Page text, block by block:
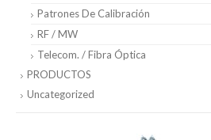
Patrones De Calibración
RF / MW
Telecom. / Fibra Óptica
PRODUCTOS
Uncategorized